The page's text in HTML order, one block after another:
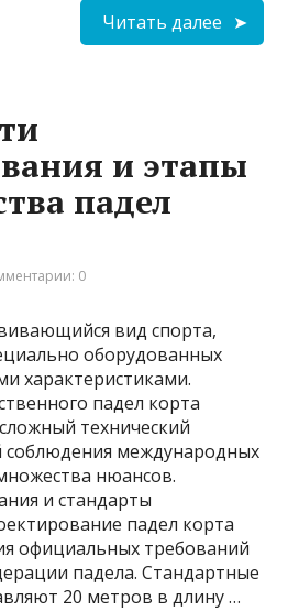
Читать далее
и этапы
падел
0
вид спорта,
оборудованных
характеристиками.
падел корта
технический
международных
нюансов.
и стандарты
падел корта
официальных требований
падела. Стандартные
20 метров в длину …